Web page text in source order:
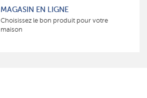
MAGASIN EN LIGNE
Choisissez le bon produit pour votre
maison